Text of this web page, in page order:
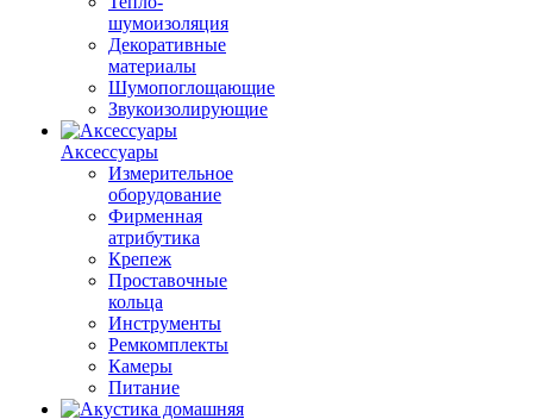
шумоизоляция
Декоративные
материалы
Шумопоглощающие
Звукоизолирующие
Аксессуары
Измерительное
оборудование
Фирменная
атрибутика
Крепеж
Проставочные
кольца
Инструменты
Ремкомплекты
Камеры
Питание